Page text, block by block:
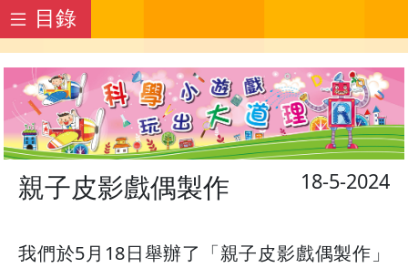
目錄
18-5-2024
親子皮影戲偶製作
我們於5月18日舉辦了「親子皮影戲偶製作」